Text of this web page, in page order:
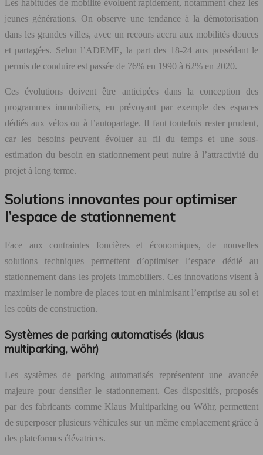
Les habitudes de mobilité évoluent rapidement, notamment chez les
jeunes générations. On observe une tendance à la démotorisation
dans les grandes villes, avec un recours accru aux mobilités douces
et partagées. Selon l’ADEME, la part des 18-24 ans possédant le
permis de conduire est passée de 76% en 1990 à 62% en 2020.
Ces évolutions doivent être anticipées dans la conception des
programmes immobiliers, en prévoyant par exemple des espaces
dédiés aux vélos ou à l’autopartage. Il faut toutefois rester prudent,
car les besoins peuvent évoluer au fil du temps et une sous-
estimation du besoin en stationnement peut nuire à l’attractivité du
projet à long terme.
Solutions innovantes pour optimiser
l’espace de stationnement
Face aux contraintes foncières et économiques, de nouvelles
solutions techniques permettent d’optimiser l’espace dédié au
stationnement dans les projets immobiliers. Ces innovations visent à
maximiser le nombre de places tout en minimisant l’emprise au sol et
les coûts de construction.
Systèmes de parking automatisés (klaus
multiparking, wöhr)
Les systèmes de parking automatisés représentent une avancée
majeure pour densifier le stationnement. Ces dispositifs, proposés
par des fabricants comme Klaus Multiparking ou Wöhr, permettent
de superposer plusieurs véhicules sur un même emplacement grâce à
des plateformes élévatrices.